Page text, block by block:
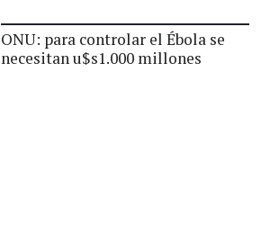
ONU: para controlar el Ébola se
necesitan u$s1.000 millones